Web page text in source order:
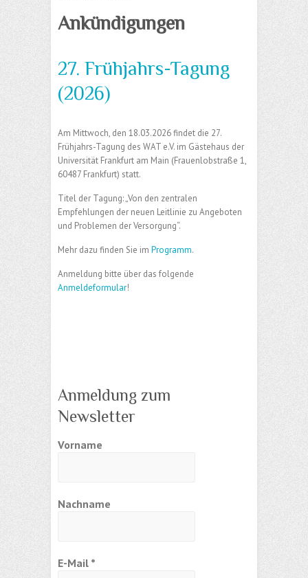
Ankündigungen
27. Frühjahrs-Tagung
(2026)
Am Mittwoch, den 18.03.2026 findet die 27.
Frühjahrs-Tagung des WAT e.V. im Gästehaus der
Universität Frankfurt am Main (Frauenlobstraße 1,
60487 Frankfurt) statt.
Titel der Tagung: „Von den zentralen
Empfehlungen der neuen Leitlinie zu Angeboten
und Problemen der Versorgung“.
Mehr dazu finden Sie im Programm.
Anmeldung bitte über das folgende
Anmeldeformular!
Anmeldung zum
Newsletter
Vorname
Nachname
E-Mail *